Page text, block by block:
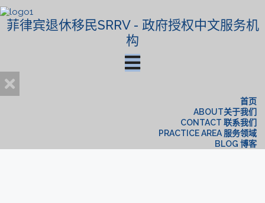
菲律宾退休移民SRRV - 政府授权中文服务机
构
首页
ABOUT关于我们
CONTACT 联系我们
PRACTICE AREA 服务领域
BLOG 博客